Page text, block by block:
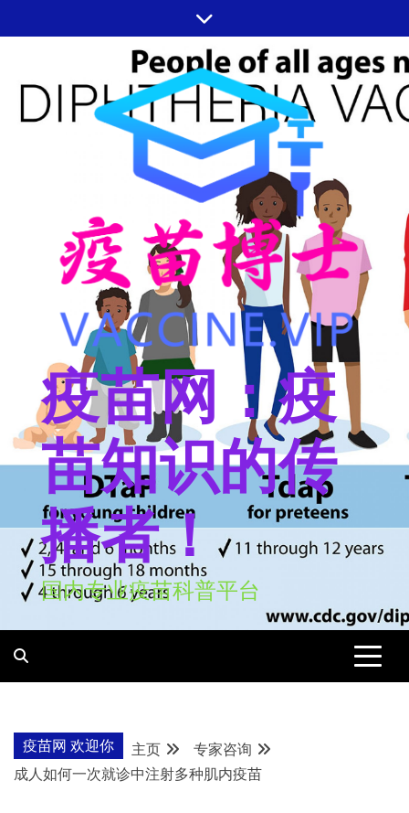
至
疫苗网：疫
苗知识的传
播者！
国内专业疫苗科普平台
疫苗网 欢迎你 主页
专家咨询
成人如何一次就诊中注射多种肌内疫苗